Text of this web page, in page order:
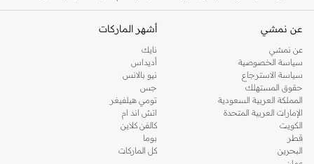
عن نمشي
عن نمشي
سياسة الخصوصية
سياسة الاسترجاع
حقوق المستهلك
المملكة العربية السعودية
الإمارات العربية المتحدة
الكويت
قطر
البحرين
أشهر الماركات
نايك
أديداس
نيو بالانس
جس
تومي هيلفيغر
اتش اند ام
كالفن كلاين
بوما
كل الماركات